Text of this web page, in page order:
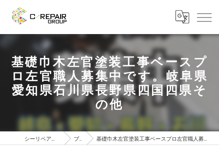
基礎巾木左官塗装工事ベースプ
ロ左官職人募集中です。岐阜県
愛知県石川県長野県四国四県そ
の他
ブログ 基礎巾木左官塗装工事ベースプロ左官職人募集中です。岐阜県愛知県石川県長野県四国四県その他